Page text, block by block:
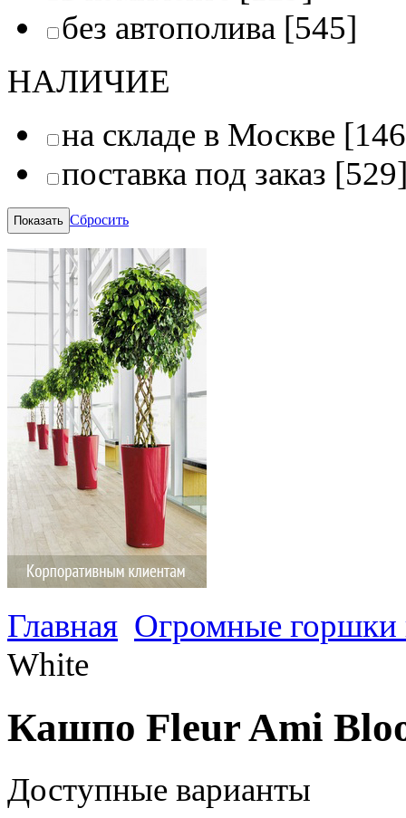
без автополива [545]
НАЛИЧИЕ
на складе в Москве
поставка под заказ
Сбросить
Главная Огромные горшки
White
Кашпо Fleur Ami
Доступные варианты